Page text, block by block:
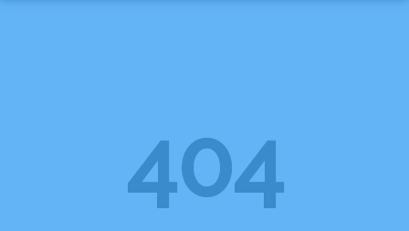
SERVICES AUX FAMILLES
ESPACES HOMMAGES404